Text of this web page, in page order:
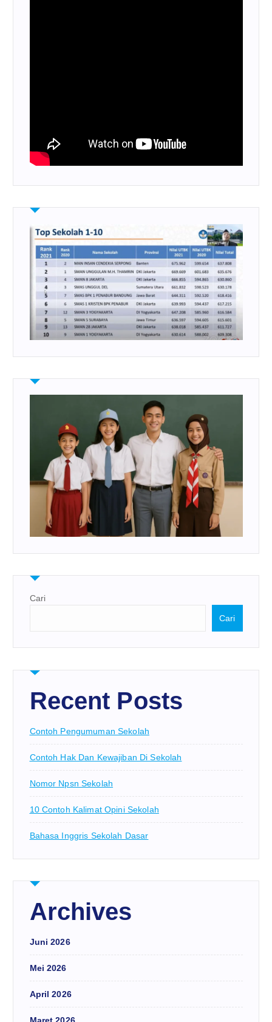
Cari
Cari
Recent Posts
Contoh Pengumuman Sekolah
Contoh Hak Dan Kewajiban Di Sekolah
Nomor Npsn Sekolah
10 Contoh Kalimat Opini Sekolah
Bahasa Inggris Sekolah Dasar
Archives
Juni 2026
Mei 2026
April 2026